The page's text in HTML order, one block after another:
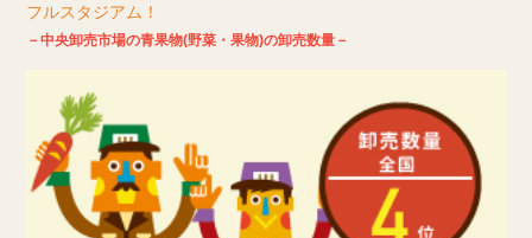
フルスタジアム！
－中央卸売市場の青果物(野菜・果物)の卸売数量－